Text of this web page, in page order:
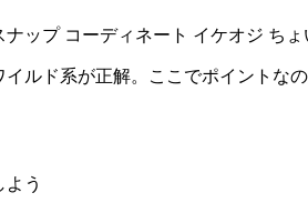
ルド系が正解。ここでポイント
う